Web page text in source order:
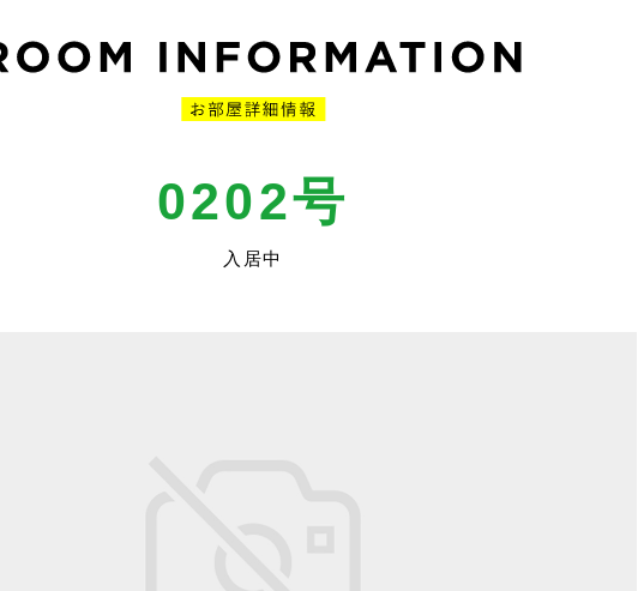
0202号
入居中